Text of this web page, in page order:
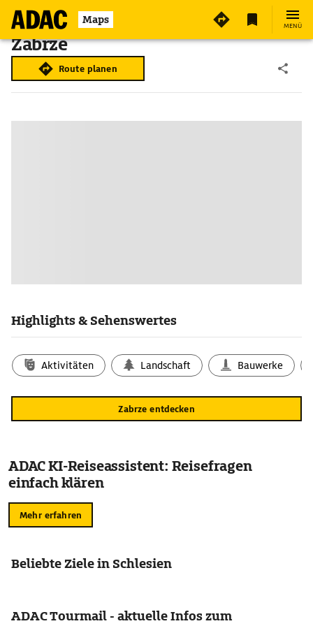
Maps MENÜ
Zabrze
Route planen
Highlights & Sehenswertes
Aktivitäten Landschaft Bauwerke
Zabrze entdecken
ADAC KI-Reiseassistent: Reisefragen
einfach klären
Mehr erfahren
Beliebte Ziele in Schlesien
ADAC Tourmail - aktuelle Infos zum